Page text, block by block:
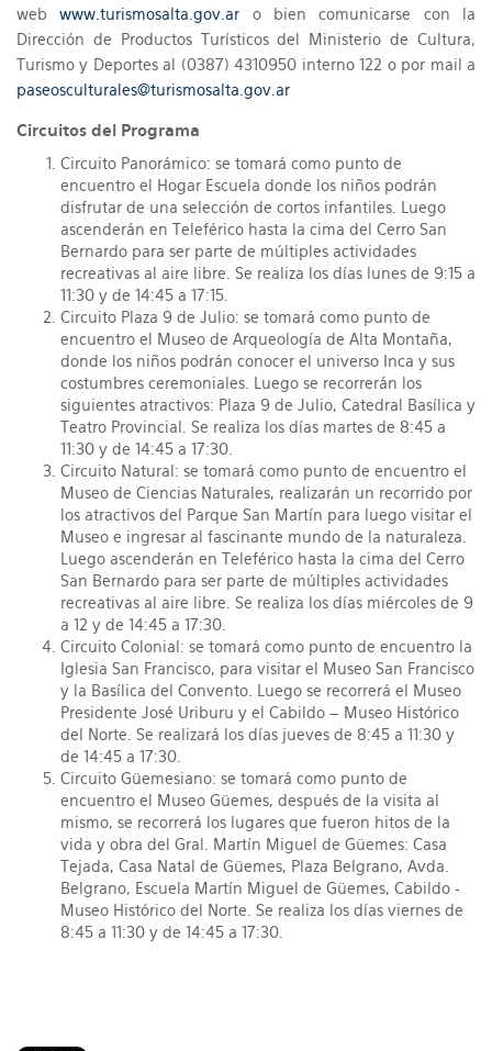
webwww.turismosalta.gov.ar o bien comunicarse con la
Dirección de Productos Turísticos del Ministerio de Cultura,
Turismo y Deportes al (0387) 4310950 interno 122 o por mail a
paseosculturales@turismosalta.gov.ar
Circuitos del Programa
Circuito Panorámico: se tomará como punto de
encuentro el Hogar Escuela donde los niños podrán
disfrutar de una selección de cortos infantiles. Luego
ascenderán en Teleférico hasta la cima del Cerro San
Bernardo para ser parte de múltiples actividades
recreativas al aire libre. Se realiza los días lunes de 9:15 a
11:30 y de 14:45 a 17:15.
Circuito Plaza 9 de Julio: se tomará como punto de
encuentro el Museo de Arqueología de Alta Montaña,
donde los niños podrán conocer el universo Inca y sus
costumbres ceremoniales. Luego se recorrerán los
siguientes atractivos: Plaza 9 de Julio, Catedral Basílica y
Teatro Provincial. Se realiza los días martes de 8:45 a
11:30 y de 14:45 a 17:30.
Circuito Natural: se tomará como punto de encuentro el
Museo de Ciencias Naturales, realizarán un recorrido por
los atractivos del Parque San Martín para luego visitar el
Museo e ingresar al fascinante mundo de la naturaleza.
Luego ascenderán en Teleférico hasta la cima del Cerro
San Bernardo para ser parte de múltiples actividades
recreativas al aire libre. Se realiza los días miércoles de 9
a 12 y de 14:45 a 17:30.
Circuito Colonial: se tomará como punto de encuentro la
Iglesia San Francisco, para visitar el Museo San Francisco
y la Basílica del Convento. Luego se recorrerá el Museo
Presidente José Uriburu y el Cabildo – Museo Histórico
del Norte. Se realizará los días jueves de 8:45 a 11:30 y
de 14:45 a 17:30.
Circuito Güemesiano: se tomará como punto de
encuentro el Museo Güemes, después de la visita al
mismo, se recorrerá los lugares que fueron hitos de la
vida y obra del Gral. Martín Miguel de Güemes: Casa
Tejada, Casa Natal de Güemes, Plaza Belgrano, Avda.
Belgrano, Escuela Martín Miguel de Güemes, Cabildo -
Museo Histórico del Norte. Se realiza los días viernes de
8:45 a 11:30 y de 14:45 a 17:30.